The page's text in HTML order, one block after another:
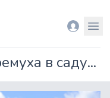
Вход
в саду...